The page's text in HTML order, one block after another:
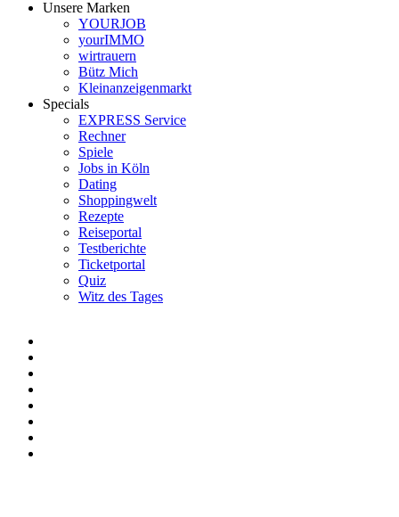
Unsere Marken
YOURJOB
yourIMMO
wirtrauern
Bütz Mich
Kleinanzeigenmarkt
Specials
EXPRESS Service
Rechner
Spiele
Jobs in Köln
Dating
Shoppingwelt
Rezepte
Reiseportal
Testberichte
Ticketportal
Quiz
Witz des Tages